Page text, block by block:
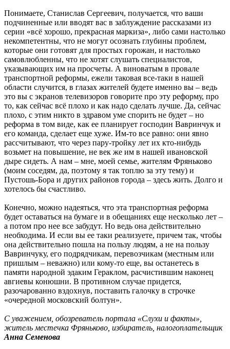
Понимаете, Станислав Сергеевич, получается, что ваши
подчиненные или вводят вас в заблуждение рассказами из
серии «всё хорошо, прекрасная маркиза», либо сами настолько
некомпетентны, что не могут осознать глубины проблем,
которые они готовят для простых горожан, и настолько
самовлюбленны, что не хотят слушать специалистов,
указывающих им на просчеты. А виноватым в провале
транспортной реформы, ежели таковая все-таки в нашей
области случится, в глазах жителей будете именно вы – ведь
это вы с экранов телевизоров говорите про эту реформу, про
то, как сейчас всё плохо и как надо сделать лучше. Да, сейчас
плохо, с этим никто в здравом уме спорить не будет – но
реформа в том виде, как ее планирует господин Вавринчук и
его команда, сделает еще хуже. Им-то все равно: они явно
рассчитывают, что через пару-тройку лет их кто-нибудь
возьмет на повышение, не век же им в нашей ивановской
дыре сидеть. А нам – мне, моей семье, жителям Фряньково
(моим соседям, да, поэтому я так топлю за эту тему) и
Пустошь-Бора и других районов города – здесь жить. Долго и
хотелось бы счастливо.
Конечно, можно надеяться, что эта транспортная реформа
будет оставаться на бумаге и в обещаниях еще несколько лет –
а потом про нее все забудут. Но ведь она действительно
необходима. И если вы ее таки реализуете, причем так, чтобы
она действительно пошла на пользу людям, а не на пользу
Вавринчуку, его подрядчикам, перевозчикам (местным или
пришлым – неважно) или кому-то еще, вы останетесь в
памяти народной эдаким Гераклом, расчистившим наконец
авгиевы конюшни. В противном случае придется,
разочарованно вздохнув, поставить галочку в строчке
«очередной московский болтун».
С уважением, обозреватель портала «Слухи и факты»,
житель местечка Фряньково, избиратель, налогоплательщик
Анна Семенова